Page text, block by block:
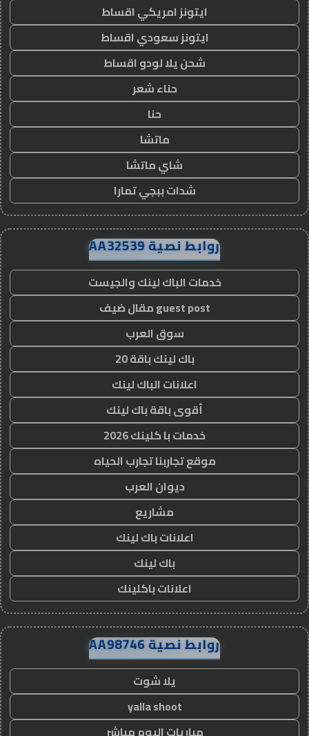
ايتونز امريكي اقساط
ايتونز سعودي اقساط
شحن يلا لودو اقساط
حناء شعر
حنا
ماتشا
شاي ماتشا
شدات ببجي تمارا
روابط نصية AA32539
خدمات الباك لينك والجيست
guest post مقال ضيف
سوق العرب
باك لينك باقة 20
اعلانات الباك لينك
أقوى باقة باك لينك
خدمات با كلينك 2026
موقع تجاربنا تجارب الحياه
ديوان العرب
مشاريع
اعلانات باك لينك
باك لينك
اعلانات باكلينك
روابط نصية AA98746
يلا شوت
yalla shoot
مباريات اليوم مباشر